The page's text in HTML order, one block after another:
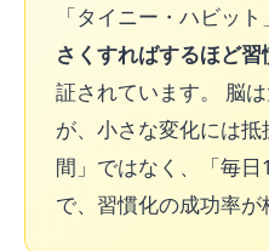
「タイニー・ハビット
さくすればするほど
証されています。 脳
が、小さな変化には
間」ではなく、「毎
で、習慣化の成功率が